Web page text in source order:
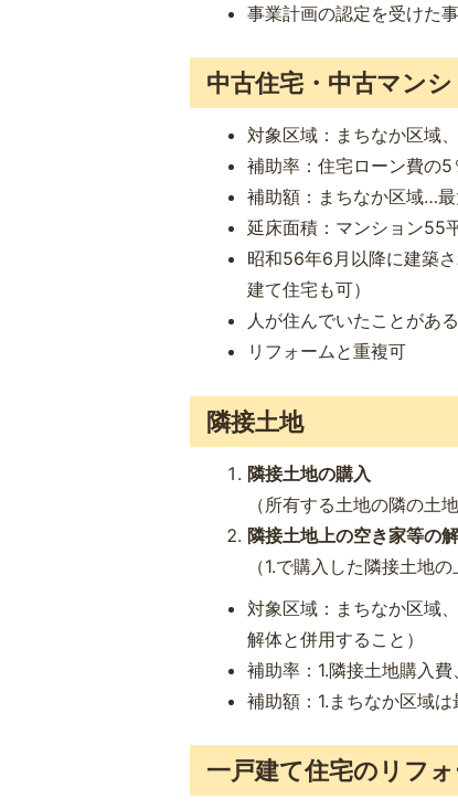
事業計画の認定を受けた
中古住宅・中古マンシ
対象区域：まちなか区域
補助率：住宅ローン費の5
補助額：まちなか区域…
延床面積：マンション55
昭和56年6月以降に建築
建て住宅も可）
人が住んでいたことがあ
リフォームと重複可
隣接土地
隣接土地の購入
（所有する土地の隣の土地
隣接土地上の空き家等の
（1.で購入した隣接土地
対象区域：まちなか区域
解体と併用すること）
補助率：1.隣接土地購入
補助額：1.まちなか区域
一戸建て住宅のリフォ